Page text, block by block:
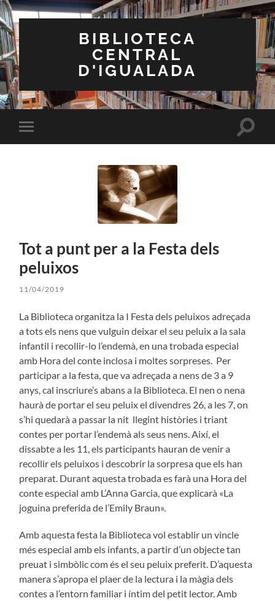
BIBLIOTECA
CENTRAL
D'IGUALADA
Toggle
mobile
Toggle
Tot a punt per a la Festa dels
peluixos
11/04/2019
La Biblioteca organitza la I Festa dels peluixos adreçada
a tots els nens que vulguin deixar el seu peluix a la sala
infantil i recollir-lo l’endemà, en una trobada especial
amb Hora del conte inclosa i moltes sorpreses. Per
participar a la festa, que va adreçada a nens de 3 a 9
anys, cal inscriure’s abans a la Biblioteca. El nen o nena
haurà de portar el seu peluix el divendres 26, a les 7, on
s’hi quedarà a passar la nit llegint històries i triant
contes per portar l’endemà als seus nens. Així, el
dissabte a les 11, els participants hauran de venir a
recollir els peluixos i descobrir la sorpresa que els han
preparat. Durant aquesta trobada es farà una Hora del
conte especial amb L’Anna Garcia, que explicarà «La
joguina preferida de l’Emily Braun».
Amb aquesta festa la Biblioteca vol establir un vincle
més especial amb els infants, a partir d’un objecte tan
preuat i simbòlic com és el seu peluix preferit. D’aquesta
manera s’apropa el plaer de la lectura i la màgia dels
contes a l’entorn familiar i íntim del petit lector. Amb